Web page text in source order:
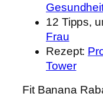
12 Tipps,
Frau
Rezept:
Tower
Fit Banana